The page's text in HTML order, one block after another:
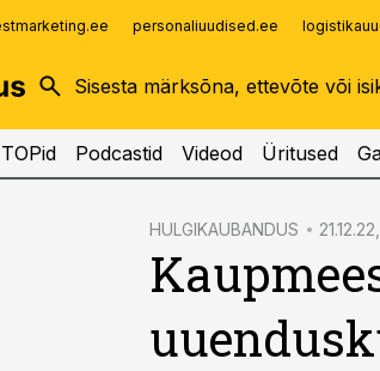
personaliuudised.ee
imelineajalugu.ee
TOPid Podcastid Videod Üritused
HULGIKAUBANDUS